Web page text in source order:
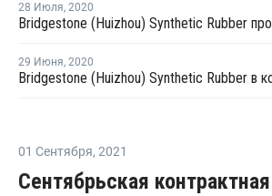
28 Июля, 2020
29 Июня, 2020
01 Сентября, 2021
Сентябрьская